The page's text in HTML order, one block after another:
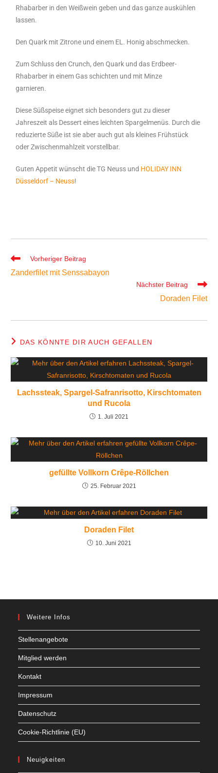
Rhabarber in den Weißwein geben und das ganze auskühlen
lassen.
Den Quark mit Zitrone und einem EL. Honig abschmecken.
Zum Schluss den Crunch, den Quark und das Erdbeer-
Rhabarber in einem Gas schichten und mit Minze
garnieren.
Diese Süßspeise eignet sich besonders gut zu dieser
Jahreszeit als Dessert eines leichten Spargelmenüs. Durch die
reduzierte Süße ist sie aber auch gut als kleines Frühstück
oder Zwischenmahlzeit vorstellbar.
Guten Appetit wünscht die TG Neuss und HOLIDAY INN
Düsseldorf – Neuss!
Vorheriger Beitrag
Zanderfilet mit Senssabayon
Nächster Beitrag
Doraden Filet
DAS KÖNNTE DIR AUCH GEFALLEN
Lachssteak, Spargel-Safranrisotto, Kirschtomaten
und Rucola
1. Juli 2021
gefüllte Vollkorn Crêpe-Röllchen
25. Februar 2021
Doraden Filet
10. Juni 2021
Weitere Infos
Stellenangebote
Mitglied werden
Kontakt
Impressum
Datenschutz
Cookie-Richtlinie (EU)
Neuigkeiten